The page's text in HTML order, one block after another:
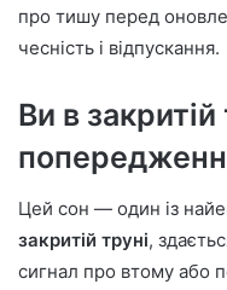
про тишу перед
чесність і відпускання.
Ви в
Цей сон — один із
закритій труні,
сигнал про втому або